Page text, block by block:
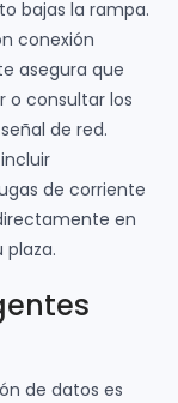
bajas la rampa.
conexión
asegura que
o consultar los
de red.
de corriente
en
plaza.
de datos es